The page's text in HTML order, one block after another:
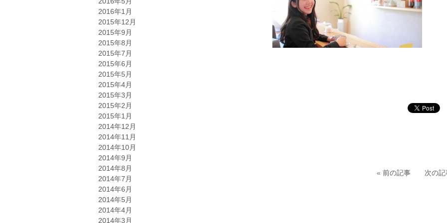
2016年1月
2015年12月
2015年9月
2015年8月
2015年7月
2015年6月
2015年5月
2015年4月
2015年3月
2015年2月
2015年1月
2014年12月
2014年11月
2014年10月
2014年9月
2014年8月
2014年7月
2014年6月
2014年5月
2014年4月
2014年3月
« 前の記事 次の記